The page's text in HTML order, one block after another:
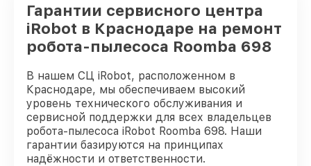
Гарантии сервисного центра
iRobot в Краснодаре на ремонт
робота-пылесоса Roomba 698
В нашем СЦ iRobot, расположенном в
Краснодаре, мы обеспечиваем высокий
уровень технического обслуживания и
сервисной поддержки для всех владельцев
робота-пылесоса iRobot Roomba 698. Наши
гарантии базируются на принципах
надёжности и ответственности.